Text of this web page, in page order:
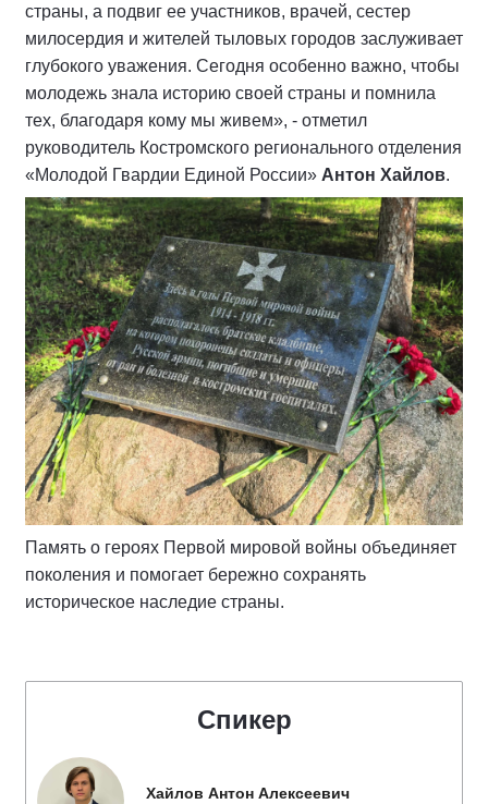
страны, а подвиг ее участников, врачей, сестер
милосердия и жителей тыловых городов заслуживает
глубокого уважения. Сегодня особенно важно, чтобы
молодежь знала историю своей страны и помнила
тех, благодаря кому мы живем», - отметил
руководитель Костромского регионального отделения
«Молодой Гвардии Единой России» Антон Хайлов.
Память о героях Первой мировой войны объединяет
поколения и помогает бережно сохранять
историческое наследие страны.
Спикер
Хайлов Антон Алексеевич